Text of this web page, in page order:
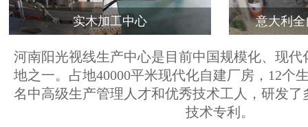
实木加工中心 意大利
河南阳光视线生产中心是目前中国规模化、现代
地之一。占地40000平米现代化自建厂房，12个
名中高级生产管理人才和优秀技术工人，研发了
技术专利。